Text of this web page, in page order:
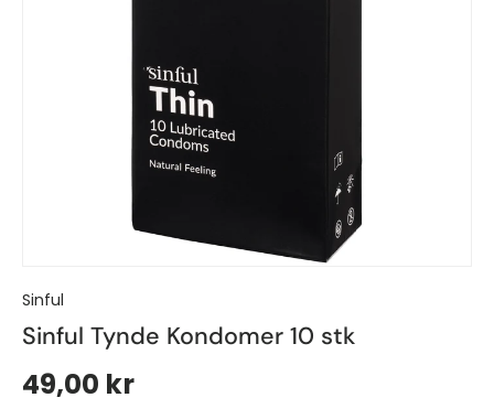
Sinful
Sinful Tynde Kondomer 10 stk
49,00 kr